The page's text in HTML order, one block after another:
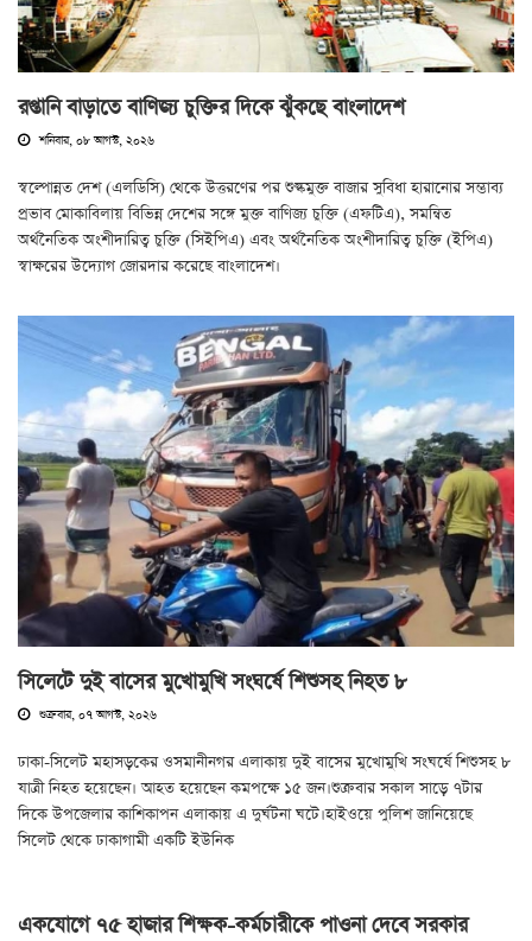
রপ্তানি বাড়াতে বাণিজ্য চুক্তির দিকে ঝুঁকছে বাংলাদেশ
শনিবার, ০৮ আগস্ট, ২০২৬
স্বল্পোন্নত দেশ (এলডিসি) থেকে উত্তরণের পর শুল্কমুক্ত বাজার সুবিধা হারানোর সম্ভাব্য
প্রভাব মোকাবিলায় বিভিন্ন দেশের সঙ্গে মুক্ত বাণিজ্য চুক্তি (এফটিএ), সমন্বিত
অর্থনৈতিক অংশীদারিত্ব চুক্তি (সিইপিএ) এবং অর্থনৈতিক অংশীদারিত্ব চুক্তি (ইপিএ)
স্বাক্ষরের উদ্যোগ জোরদার করেছে বাংলাদেশ।
সিলেটে দুই বাসের মুখোমুখি সংঘর্ষে শিশুসহ নিহত ৮
শুক্রবার, ০৭ আগস্ট, ২০২৬
ঢাকা-সিলেট মহাসড়কের ওসমানীনগর এলাকায় দুই বাসের মুখোমুখি সংঘর্ষে শিশুসহ ৮
যাত্রী নিহত হয়েছেন। আহত হয়েছেন কমপক্ষে ১৫ জন।শুক্রবার সকাল সাড়ে ৭টার
দিকে উপজেলার কাশিকাপন এলাকায় এ দুর্ঘটনা ঘটে।হাইওয়ে পুলিশ জানিয়েছে
সিলেট থেকে ঢাকাগামী একটি ইউনিক
একযোগে ৭৫ হাজার শিক্ষক-কর্মচারীকে পাওনা দেবে সরকার